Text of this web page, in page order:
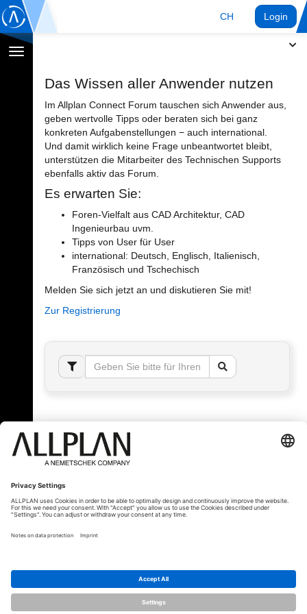
CH Login
Navigation
Das Wissen aller Anwender nutzen
Im Allplan Connect Forum tauschen sich Anwender aus,
geben wertvolle Tipps oder beraten sich bei ganz
konkreten Aufgabenstellungen − auch international.
Und damit wirklich keine Frage unbeantwortet bleibt,
unterstützen die Mitarbeiter des Technischen Supports
ebenfalls aktiv das Forum.
Es erwarten Sie:
Foren-Vielfalt aus CAD Architektur, CAD
Ingenieurbau uvm.
Tipps von User für User
international: Deutsch, Englisch, Italienisch,
Französisch und Tschechisch
Melden Sie sich jetzt an und diskutieren Sie mit!
Zur Registrierung
Fehler!
Bitte melden Sie sich an, um dieses Thema sehen
zu können.
© ALLPLAN Schweiz AG ALLPLAN ist Teil derNemetschek Group